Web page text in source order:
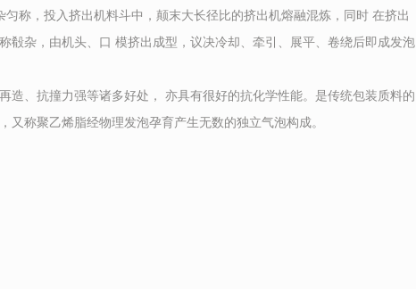
，投入挤出机料斗中，颠末大长径比的挤出机熔融混炼，同时 在挤出
殽杂，由机头、口 模挤出成型，议决冷却、牵引、展平、卷绕后即成发泡
、抗撞力强等诸多好处， 亦具有很好的抗化学性能。是传统包装质料的
称聚乙烯脂经物理发泡孕育产生无数的独立气泡构成。